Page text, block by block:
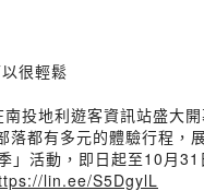
很輕鬆
投地利遊客資訊站盛大
落都有多元的體驗行程，
」活動，即日起至10月
lin.ee/S5DgylL